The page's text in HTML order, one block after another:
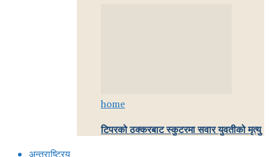
home
टिपरको ठक्करबाट स्कुटरमा सवार युवतीको मृत्यु
अन्तराष्ट्रिय